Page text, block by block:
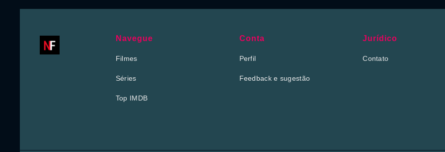
Navegue
Filmes
Séries
Top IMDB
Conta
Perfil
Feedback e sugestão
Jurídico
Contato